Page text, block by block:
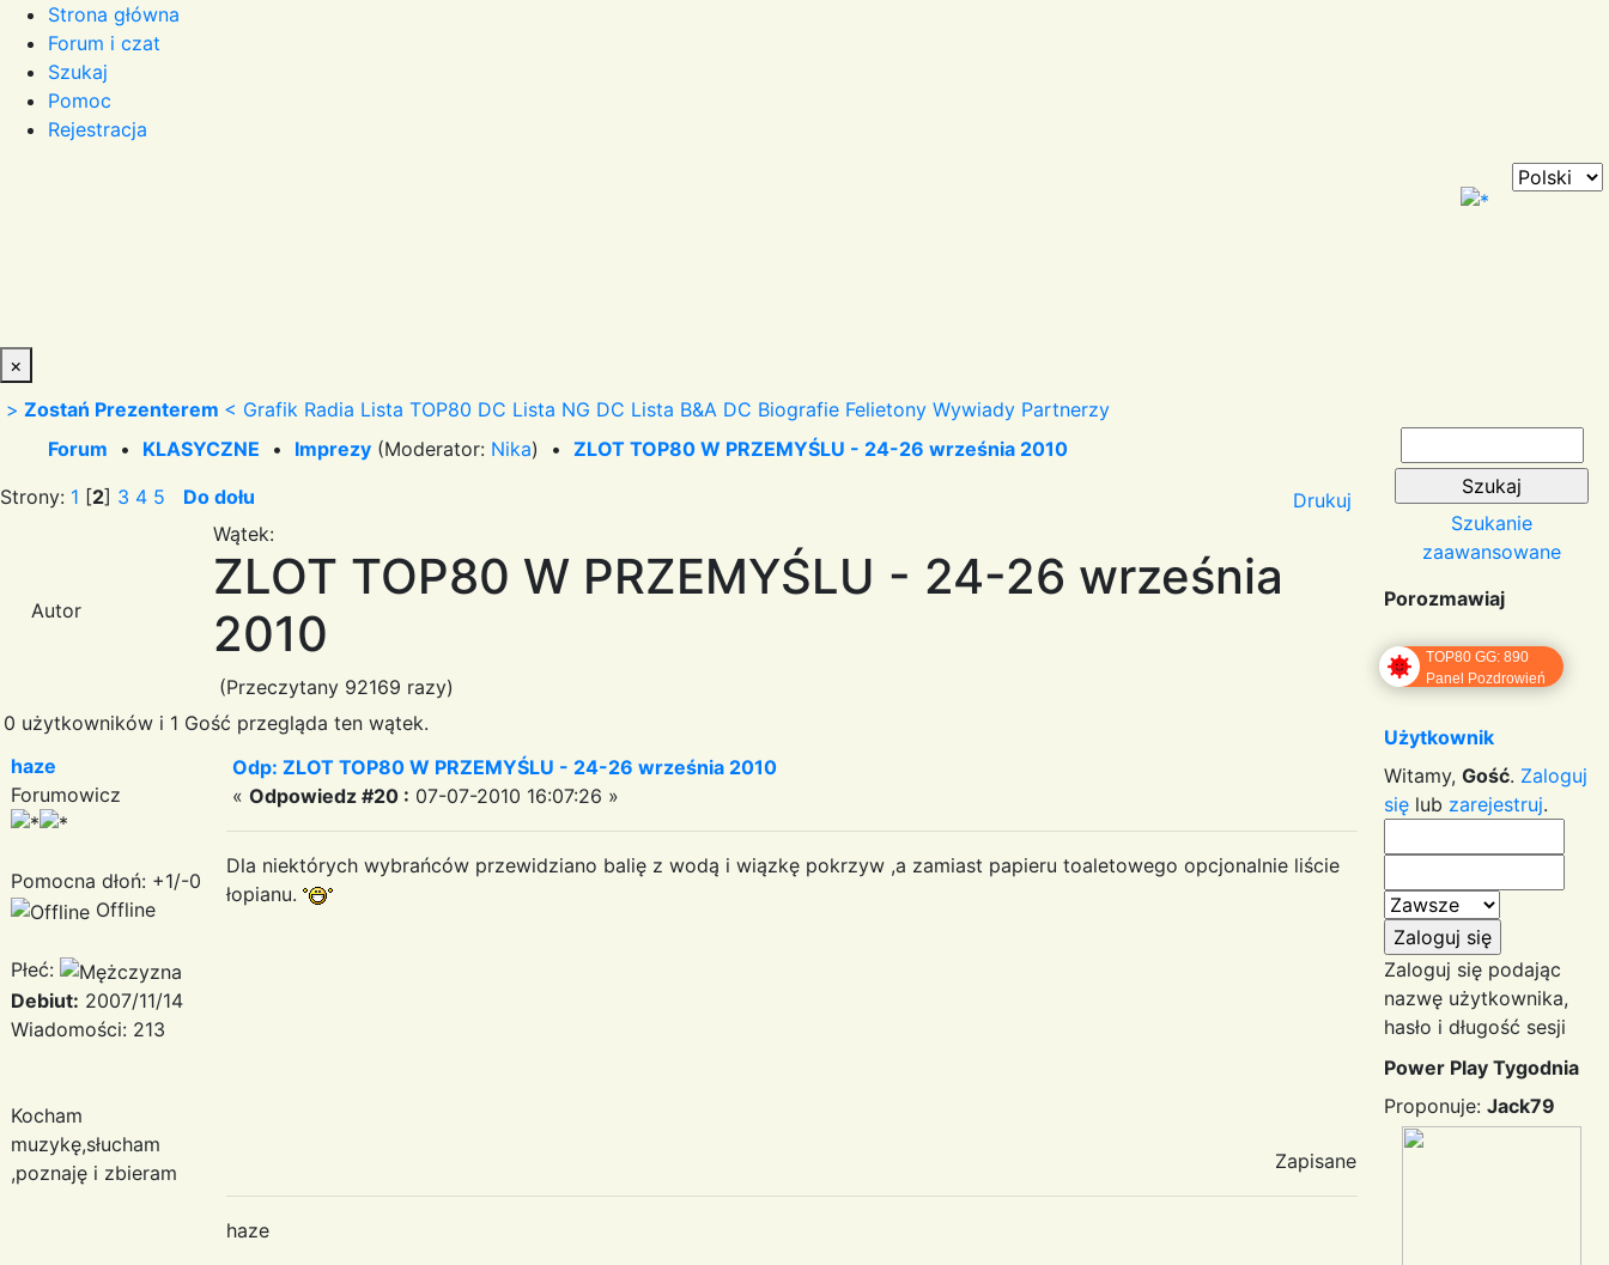
Strona główna
Forum i czat
Szukaj
Pomoc
Rejestracja
×
> Zostań Prezenterem < Grafik Radia Lista TOP80 DC Lista NG DC Lista B&A DC Biografie Felietony Wywiady Partnerzy
Forum • KLASYCZNE • Imprezy (Moderator: Nika) • ZLOT TOP80 W PRZEMYŚLU - 24-26 września 2010
Strony: 1 [2] 3 4 5 Do dołu Drukuj
Autor
Wątek:
ZLOT TOP80 W PRZEMYŚLU - 24-26 września
2010
(Przeczytany 92169 razy)
0 użytkowników i 1 Gość przegląda ten wątek.
haze
Forumowicz
Pomocna dłoń: +1/-0
Offline
Płeć:
Debiut: 2007/11/14
Wiadomości: 213
Kocham
muzykę,słucham
,poznaję i zbieram
Odp: ZLOT TOP80 W PRZEMYŚLU - 24-26 września 2010
« Odpowiedz #20 : 07-07-2010 16:07:26 »
Dla niektórych wybrańców przewidziano balię z wodą i wiązkę pokrzyw ,a zamiast papieru toaletowego opcjonalnie liście
łopianu.
Zapisane
haze
Szukanie
zaawansowane
Porozmawiaj
TOP80 GG: 890
Panel Pozdrowień
Użytkownik
Witamy, Gość. Zaloguj
się lub zarejestruj.
Zaloguj się podając
nazwę użytkownika,
hasło i długość sesji
Power Play Tygodnia
Proponuje: Jack79